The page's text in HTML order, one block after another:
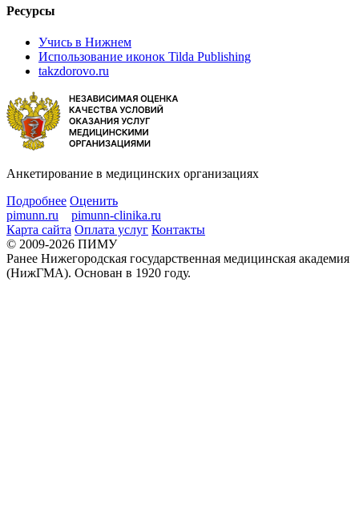
Ресурсы
Учись в Нижнем
Использование иконок Tilda Publishing
takzdorovo.ru
Анкетирование в медицинских организациях
Подробнее Оценить
pimunn.ru
pimunn-clinika.ru
Карта сайта Оплата услуг Контакты
© 2009-2026 ПИМУ
Ранее Нижегородская государственная медицинская академия
(НижГМА). Основан в 1920 году.